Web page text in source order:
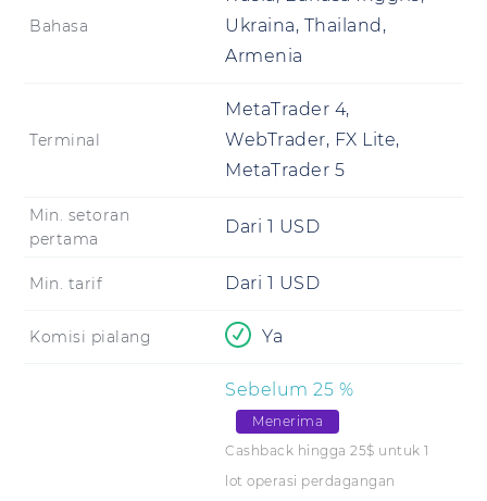
Bahasa
Ukraina, Thailand,
Armenia
Terminal
MetaTrader 4,
WebTrader, FX Lite,
MetaTrader 5
Min. setoran
pertama
Dari 1 USD
Min. tarif Dari 1 USD
Komisi pialang Ya
Sebelum 25 %
Menerima
Cashback hingga 25$ untuk 1
lot operasi perdagangan